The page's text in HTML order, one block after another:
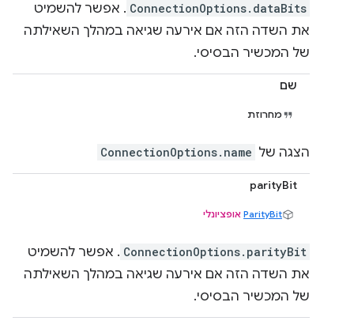
ConnectionOptions.dataBits . אפשר להשמיט
את השדה הזה אם אירעה שגיאה במהלך השאילתה
של המכשיר הבסיסי.
שם
מחרוזת
הצגה של ConnectionOptions.name
parityBit
ParityBit אופציונלי
ConnectionOptions.parityBit . אפשר להשמיט
את השדה הזה אם אירעה שגיאה במהלך השאילתה
של המכשיר הבסיסי.